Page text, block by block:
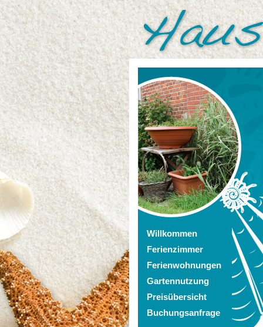
Willkommen
Ferienzimmer
Ferienwohnungen
Gartennutzung
Preisübersicht
Buchungsanfrage